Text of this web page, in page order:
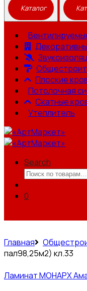
Плоские
Потолочная
Скатные
Утеплитель
Search
Искать:
0
Главная
пал98,25м2) кл.33
Ламинат МОНАРХ